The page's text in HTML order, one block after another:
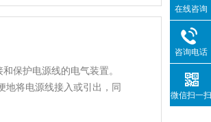
保护电源线的电气装置。
地将电源线接入或引出，同
在线咨询
咨询电话
微信扫一扫